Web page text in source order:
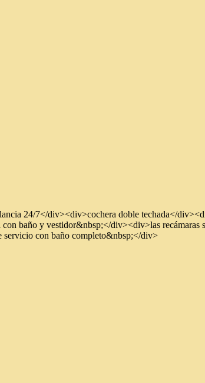
24/7</div><div>cochera doble techada</
y vestidor&nbsp;</div><div>las recámaras
con baño completo&nbsp;</div>